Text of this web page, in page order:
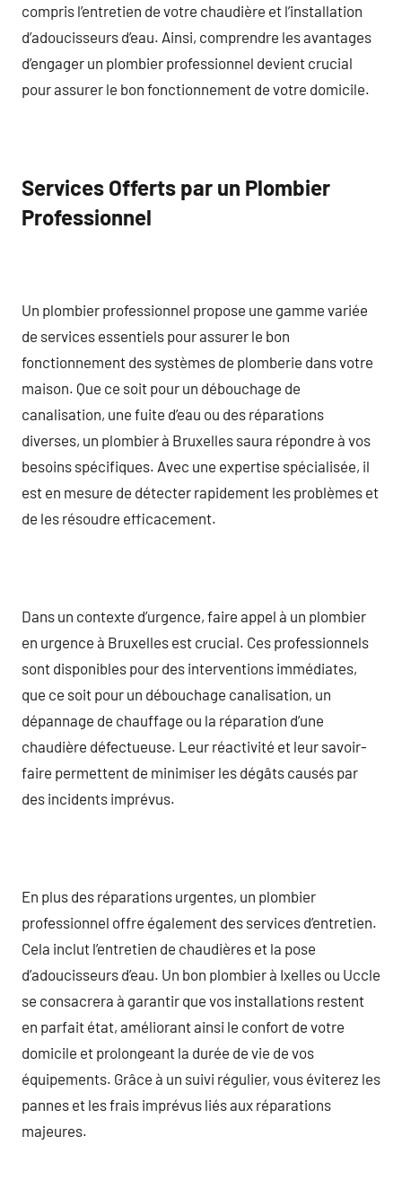
compris l’entretien de votre chaudière et l’installation
d’adoucisseurs d’eau. Ainsi, comprendre les avantages
d’engager un plombier professionnel devient crucial
pour assurer le bon fonctionnement de votre domicile.
Services Offerts par un Plombier
Professionnel
Un plombier professionnel propose une gamme variée
de services essentiels pour assurer le bon
fonctionnement des systèmes de plomberie dans votre
maison. Que ce soit pour un débouchage de
canalisation, une fuite d’eau ou des réparations
diverses, un plombier à Bruxelles saura répondre à vos
besoins spécifiques. Avec une expertise spécialisée, il
est en mesure de détecter rapidement les problèmes et
de les résoudre efficacement.
Dans un contexte d’urgence, faire appel à un plombier
en urgence à Bruxelles est crucial. Ces professionnels
sont disponibles pour des interventions immédiates,
que ce soit pour un débouchage canalisation, un
dépannage de chauffage ou la réparation d’une
chaudière défectueuse. Leur réactivité et leur savoir-
faire permettent de minimiser les dégâts causés par
des incidents imprévus.
En plus des réparations urgentes, un plombier
professionnel offre également des services d’entretien.
Cela inclut l’entretien de chaudières et la pose
d’adoucisseurs d’eau. Un bon plombier à Ixelles ou Uccle
se consacrera à garantir que vos installations restent
en parfait état, améliorant ainsi le confort de votre
domicile et prolongeant la durée de vie de vos
équipements. Grâce à un suivi régulier, vous éviterez les
pannes et les frais imprévus liés aux réparations
majeures.